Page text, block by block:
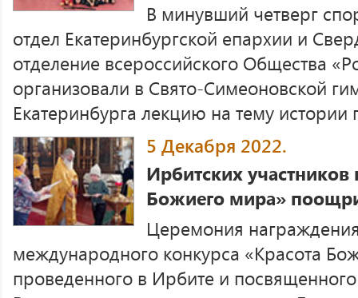
В минувший четверг
отдел Екатеринбургской епархии и
отделение всероссийского Общества
организовали в Свято-Симеоновской
Екатеринбурга лекцию на тему истории
5 Декабря 2022.
Ирбитских участников
Божиего мира»
Церемония
международного конкурса «Красота
проведенного в Ирбите и